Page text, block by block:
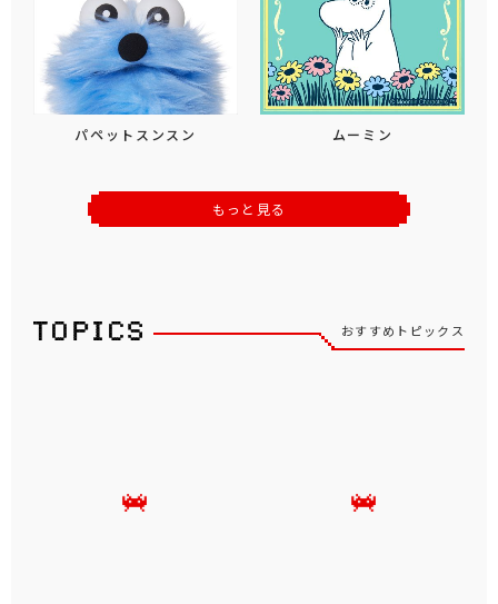
パペットスンスン ムーミン
もっと見る
おすすめトピックス